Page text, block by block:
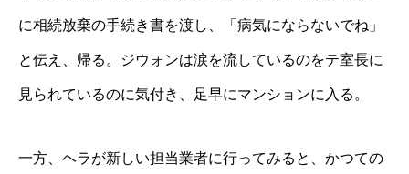
に相続放棄の手続き書を渡し、「病気にならないでね」
と伝え、帰る。ジウォンは涙を流しているのをテ室長に
見られているのに気付き、足早にマンションに入る。
一方、ヘラが新しい担当業者に行ってみると、かつての